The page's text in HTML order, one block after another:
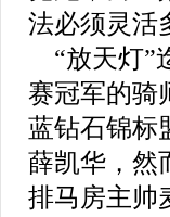
法必须灵活
“放天灯”
赛冠军的骑
蓝钻石锦标
薛凯华，然
排马房主帅